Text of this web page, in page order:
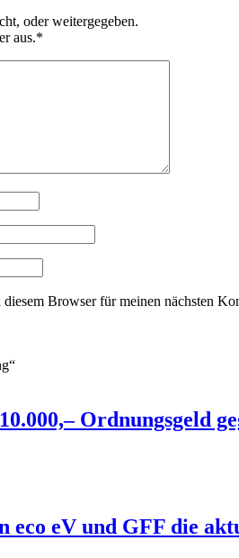
oder weitergegeben.
aus.*
Browser für meinen nächsten
Ordnungsgeld
eV und GFF die